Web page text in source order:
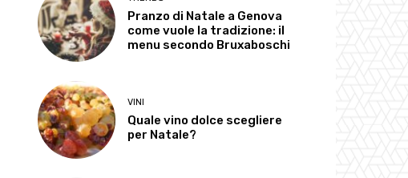
Pranzo di Natale a Genova
come vuole la tradizione: il
menu secondo Bruxaboschi
VINI
Quale vino dolce scegliere
per Natale?